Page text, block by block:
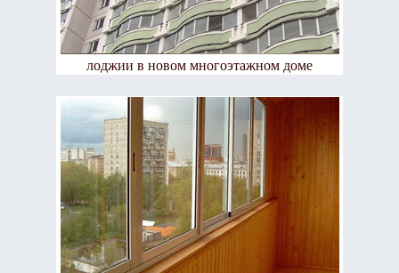
лоджии в новом многоэтажном доме